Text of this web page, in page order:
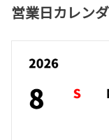
営業日カレン